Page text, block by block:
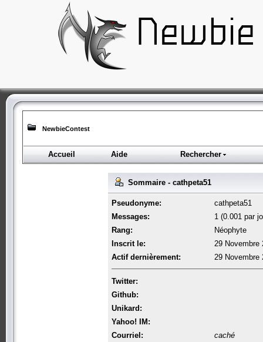
NewbieContest
Accueil Aide Rechercher
Sommaire - cathpeta51
Pseudonyme:
cathpeta51
Messages:
1 (0.001 par
Rang:
Néophyte
Inscrit le:
29 Novembre
Actif dernièrement:
29 Novembre
Twitter:
Github:
Unikard:
Yahoo! IM:
Courriel:
caché